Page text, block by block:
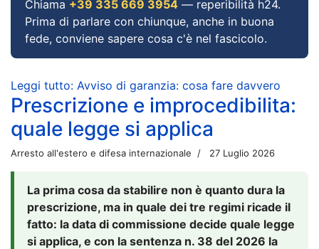
Chiama +39 335 669 3954 — reperibilità h24.
Prima di parlare con chiunque, anche in buona
fede, conviene sapere cosa c'è nel fascicolo.
Leggi tutto: Avviso di garanzia: cosa fare davvero
Prescrizione e improcedibilita:
quale legge si applica
Arresto all'estero e difesa internazionale 27 Luglio 2026
La prima cosa da stabilire non è quanto dura la
prescrizione, ma in quale dei tre regimi ricade il
fatto: la data di commissione decide quale legge
si applica, e con la sentenza n. 38 del 2026 la